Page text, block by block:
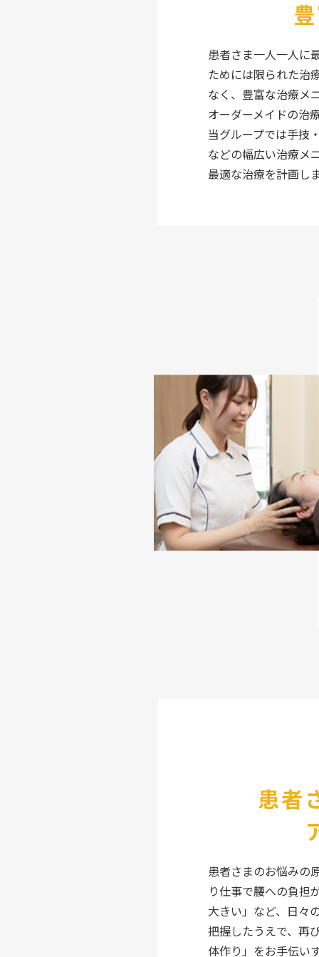
患者さま一人一人に
ためには限られた治
なく、豊富な治療メ
オーダーメイドの治
当グループでは手技
などの幅広い治療メ
最適な治療を計画し
患者
患者さまのお悩みの
り仕事で腰への負担
大きい」など、日々
把握したうえで、再
体作り」をお手伝い